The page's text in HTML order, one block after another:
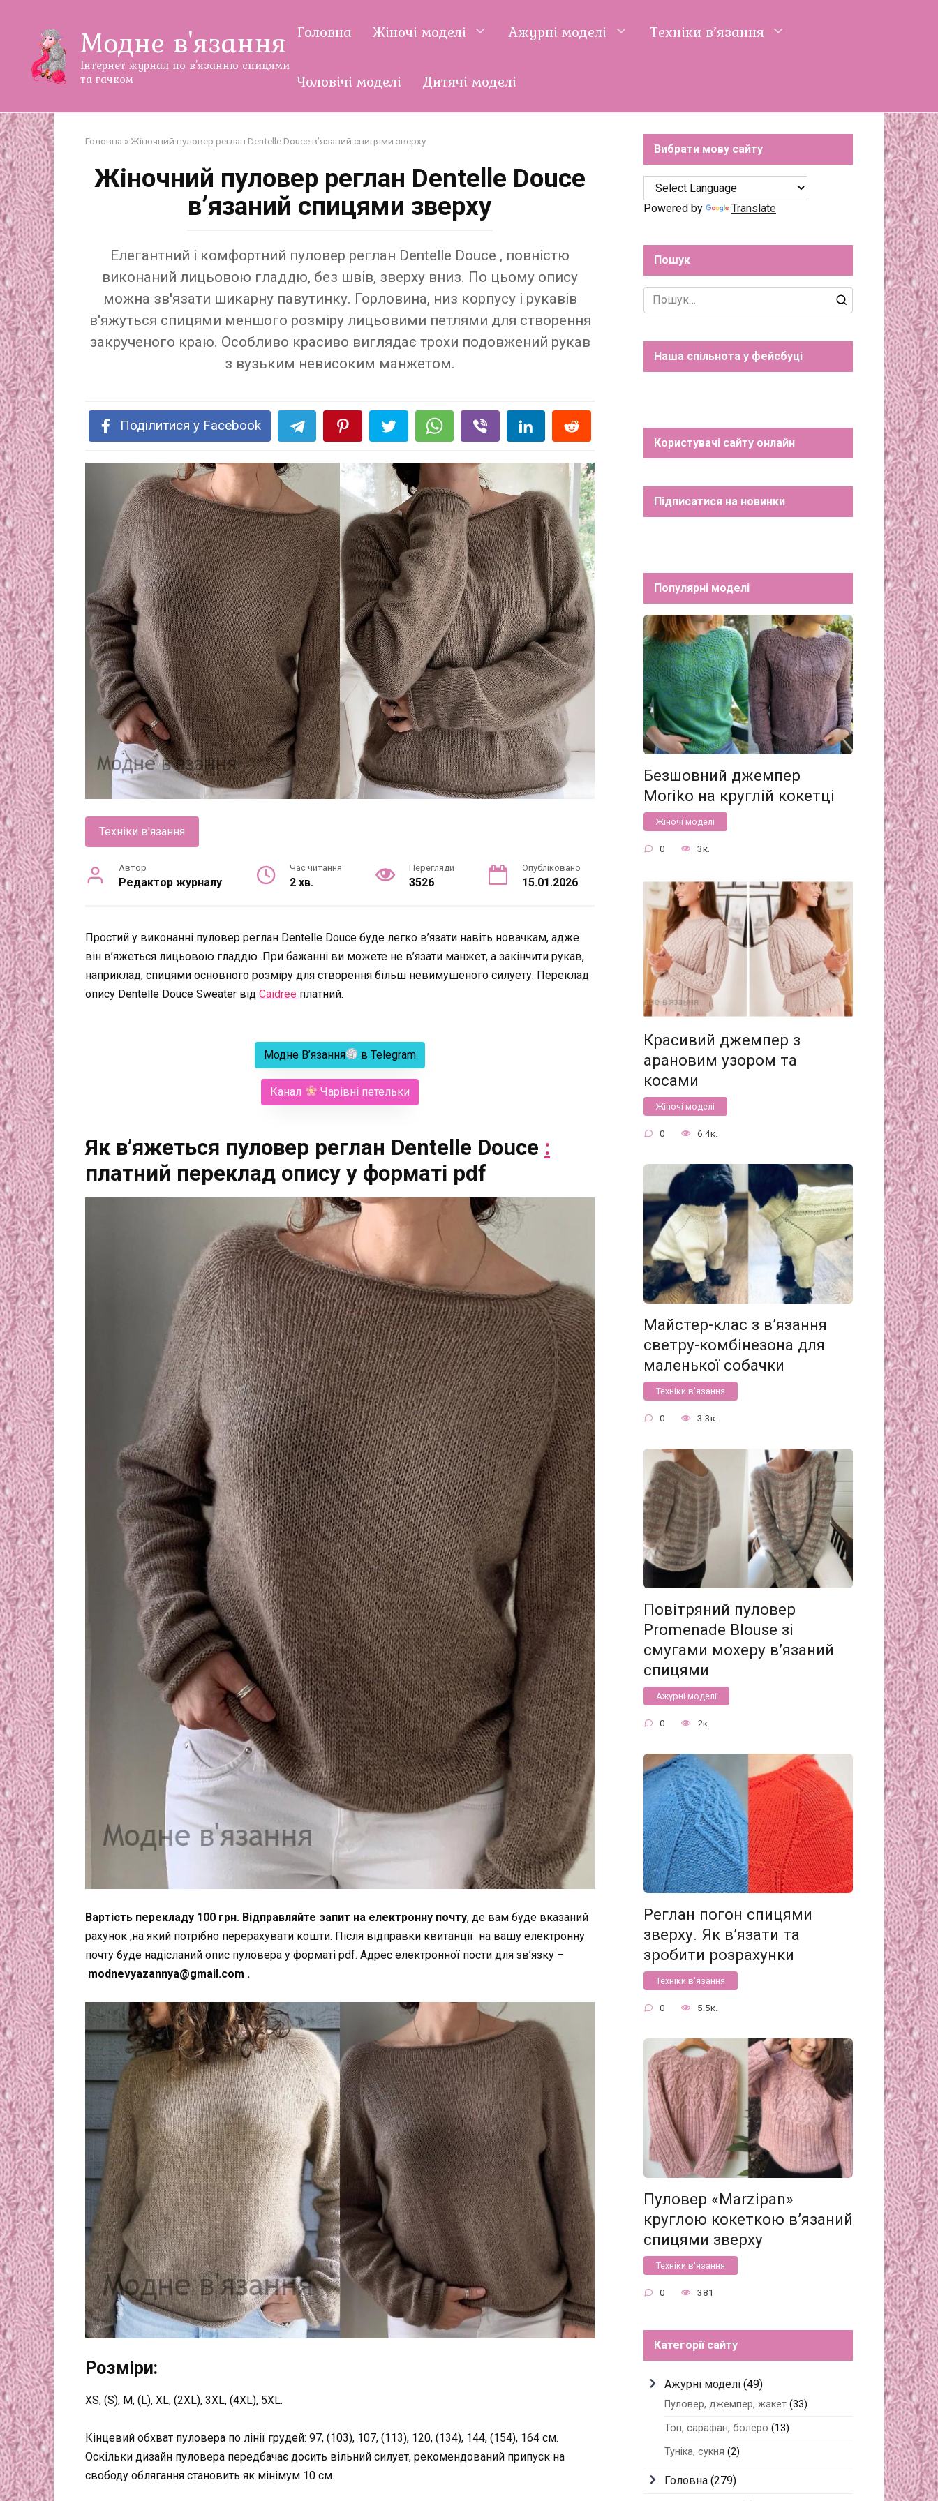
Модне в'язання
Інтернет журнал по в'язанню спицями
та гачком
Головна Жіночі моделі Ажурні моделі Техніки в’язання
Чоловічі моделі Дитячі моделі
Головна » Жіночний пуловер реглан Dentelle Douce в’язаний спицями зверху
Жіночний пуловер реглан Dentelle Douce
в’язаний спицями зверху
Елегантний і комфортний пуловер реглан Dentelle Douce , повністю
виконаний лицьовою гладдю, без швів, зверху вниз. По цьому опису
можна зв'язати шикарну павутинку. Горловина, низ корпусу і рукавів
в'яжуться спицями меншого розміру лицьовими петлями для створення
закрученого краю. Особливо красиво виглядає трохи подовжений рукав
з вузьким невисоким манжетом.
Поділитися у Facebook
Техніки в'язання
Автор
Редактор журналу
Час читання
2 хв.
Перегляди
3526
Опубліковано
15.01.2026
Простий у виконанні пуловер реглан Dentelle Douce буде легко в’язати навіть новачкам, адже
він в’яжеться лицьовою гладдю .При бажанні ви можете не в’язати манжет, а закінчити рукав,
наприклад, спицями основного розміру для створення більш невимушеного силуету. Переклад
опису Dentelle Douce Sweater від Caidree платний.
Модне В’язання в Telegram
Канал Чарівні петельки
Як в’яжеться пуловер реглан Dentelle Douce :
платний переклад опису у форматі pdf
Вартість перекладу 100 грн. Відправляйте запит на електронну почту, де вам буде вказаний
рахунок ,на який потрібно перерахувати кошти. Після відправки квитанції на вашу електронну
почту буде надісланий опис пуловера у форматі pdf. Адрес електронної пости для зв’язку –
modnevyazannya@gmail.com .
Розміри:
XS, (S), M, (L), XL, (2XL), 3XL, (4XL), 5XL.
Кінцевий обхват пуловера по лінії грудей: 97, (103), 107, (113), 120, (134), 144, (154), 164 см.
Оскільки дизайн пуловера передбачає досить вільний силует, рекомендований припуск на
свободу облягання становить як мінімум 10 см.
Вибрати мову сайту
Powered by Translate
Пошук
Search
for:
Наша спільнота у фейсбуці
Користувачі сайту онлайн
Підписатися на новинки
Популярні моделі
Безшовний джемпер
Moriko на круглій кокетці
Жіночі моделі
0 3к.
Красивий джемпер з
арановим узором та
косами
Жіночі моделі
0 6.4к.
Майстер-клас з в’язання
светру-комбінезона для
маленької собачки
Техніки в'язання
0 3.3к.
Повітряний пуловер
Promenade Blouse зі
смугами мохеру в’язаний
спицями
Ажурні моделі
0 2к.
Реглан погон спицями
зверху. Як в’язати та
зробити розрахунки
Техніки в'язання
0 5.5к.
Пуловер «Marzipan»
круглою кокеткою в’язаний
спицями зверху
Техніки в'язання
0 381
Категорії сайту
Ажурні моделі (49)
Пуловер, джемпер, жакет (33)
Топ, сарафан, болеро (13)
Туніка, сукня (2)
Головна (279)